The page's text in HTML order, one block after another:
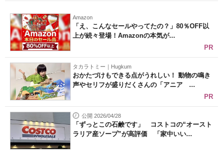
Amazon
「え、こんなセールやってたの？」80％OFF以
上が続々登場！Amazonの本気が...
PR
タカラトミー｜Hugkum
おかたづけもできる点がうれしい！ 動物の鳴き
声やセリフが盛りだくさんの「アニア ...
PR
公開 2026/04/28
「ずっとこの石鹸です」 コストコの“オースト
ラリア産ソープ”が高評価 「家中いい...